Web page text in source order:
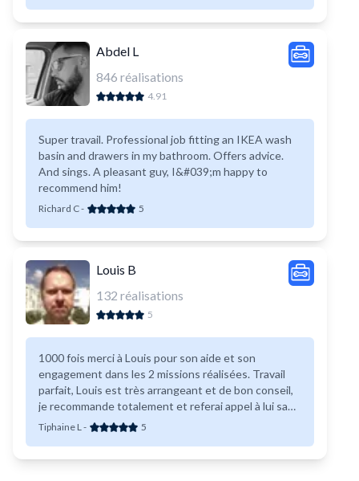
Abdel L
846 réalisations
4.91
Super travail. Professional job fitting an IKEA wash
basin and drawers in my bathroom. Offers advice.
And sings. A pleasant guy, I&#039;m happy to
recommend him!
Richard C- 5
Louis B
132 réalisations
5
1000 fois merci à Louis pour son aide et son
engagement dans les 2 missions réalisées. Travail
parfait, Louis est très arrangeant et de bon conseil,
je recommande totalement et referai appel à lui sans
aucune hésitation. Encore merci !
Tiphaine L - 5